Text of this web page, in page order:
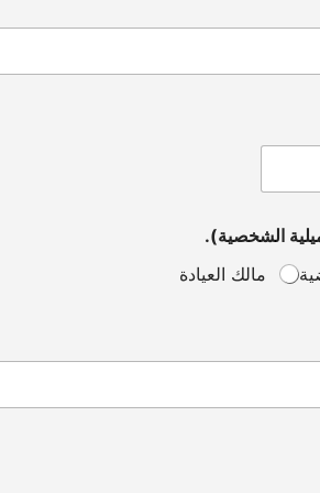
الشخصية).
مالك العيادة